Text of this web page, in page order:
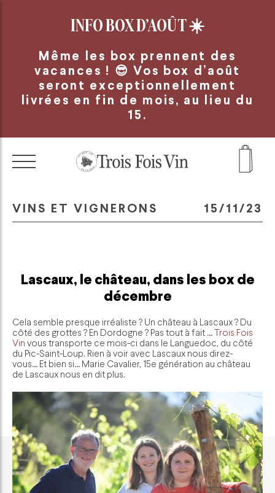
INFO BOX D’AOÛT☀️
Même les box prennent des
vacances ! 😎 Vos box d’août
seront exceptionnellement
livrées en fin de mois, au lieu du
15.
VINS ET VIGNERONS 15/11/23
Lascaux, le château, dans les box de
décembre
Cela semble presque irréaliste ? Un château à Lascaux ? Du
côté des grottes ? En Dordogne ? Pas tout à fait …Trois Fois
Vin vous transporte ce mois-ci dans le Languedoc, du côté
du Pic-Saint-Loup. Rien à voir avec Lascaux nous direz-
vous… Et bien si… Marie Cavalier, 15e génération au château
de Lascaux nous en dit plus.